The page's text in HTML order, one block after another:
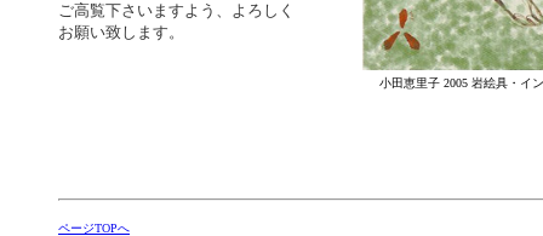
ご高覧下さいますよう、よろしく
お願い致します。
小田恵里子 2005 岩絵具・イ
ページTOPへ